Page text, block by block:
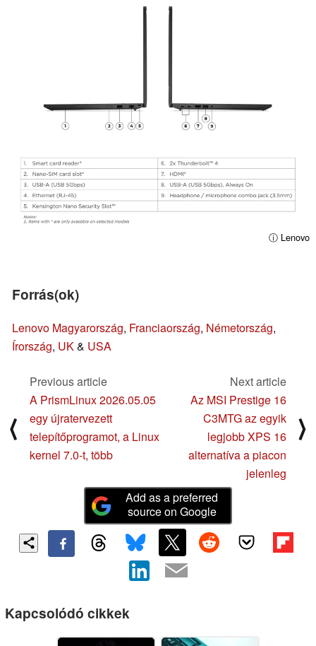
ⓘ Lenovo
Forrás(ok)
Lenovo Magyarország, Franciaország, Németország,
Írország, UK& USA
⟨
Previous article
A PrismLinux 2026.05.05
egy újratervezett
telepítőprogramot, a Linux
kernel 7.0-t, több
Next article
Az MSI Prestige 16
C3MTG az egyik
legjobb XPS 16
alternatíva a piacon
jelenleg
⟩
Add as a preferred
source on Google
Kapcsolódó cikkek